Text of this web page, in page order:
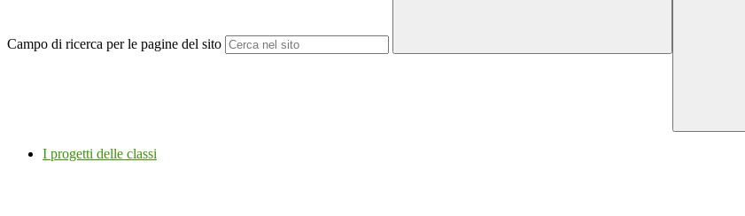
Campo di ricerca per le pagine del sito
I progetti delle classi